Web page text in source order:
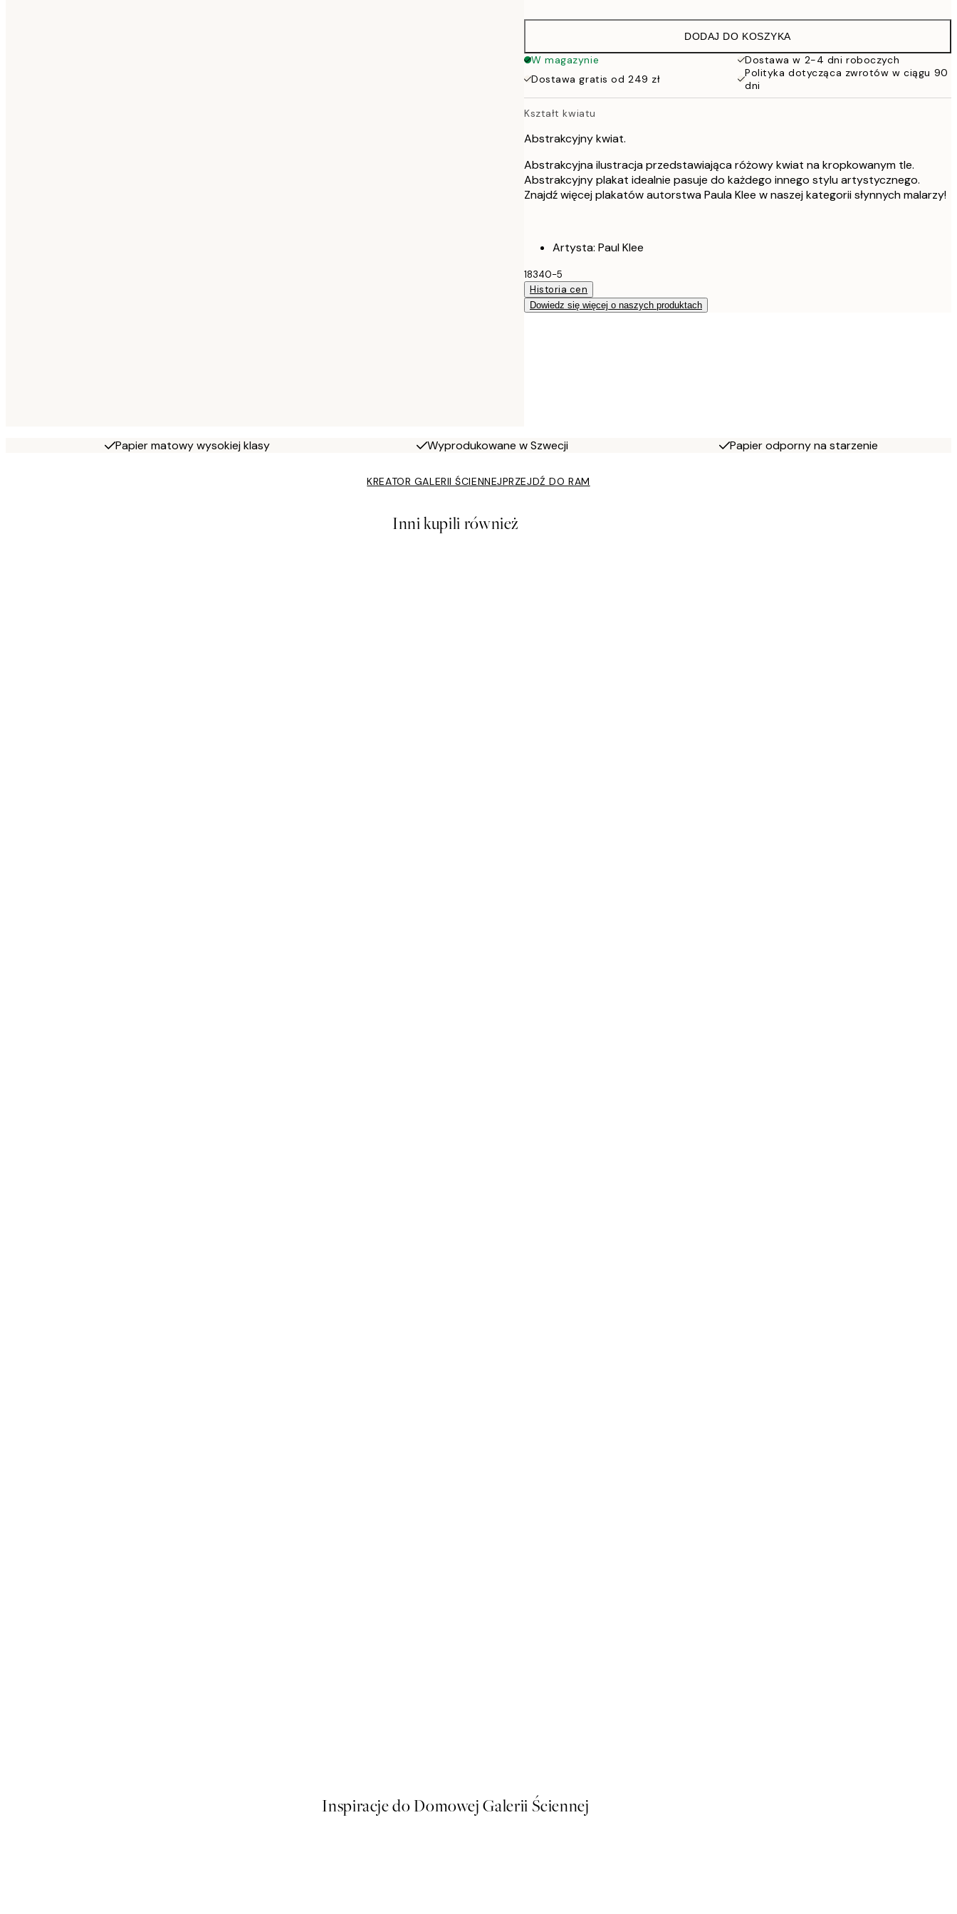
152 zł
DODAJ DO KOSZYKA
W magazynie
Dostawa w 2-4 dni roboczych
Dostawa gratis od 249 zł
Polityka dotycząca zwrotów w ciągu 90
dni
Kształt kwiatu
Abstrakcyjny kwiat.
Abstrakcyjna ilustracja przedstawiająca różowy kwiat na kropkowanym tle.
Abstrakcyjny plakat idealnie pasuje do każdego innego stylu artystycznego.
Znajdź więcej plakatów autorstwa Paula Klee w naszej kategorii słynnych malarzy!
Artysta: Paul Klee
18340-5
Historia cen
Dowiedz się więcej o naszych produktach
Papier matowy wysokiej klasy Wyprodukowane w Szwecji Papier odporny na starzenie
KREATOR GALERII ŚCIENNEJPRZEJDŹ DO RAM
Inni kupili również
Inspiracje do Domowej Galerii Ściennej